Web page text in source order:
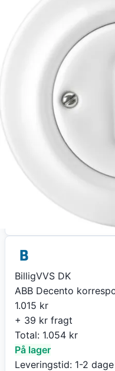
WATTOO.DK
ABB Decento
glans hvid, 10A, 250V
+ 39 kr fragt
kr
Leveringstid:
BilligVVS DK
ABB Decento
1.015 kr
+ 39 kr fragt
Total: 1.054 kr
På lager
Leveringstid: 1-2 dage